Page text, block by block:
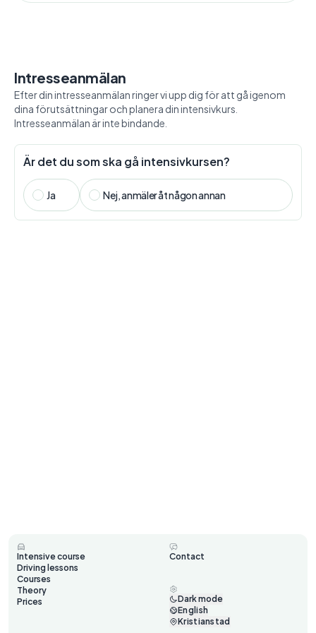
Intresseanmälan
Efter din intresseanmälan ringer vi upp dig för att gå igenom
dina förutsättningar och planera din intensivkurs.
Intresseanmälan är inte bindande.
Är det du som ska gå intensivkursen?
Ja Nej, anmäler åt någon annan
Intensive course
Driving lessons
Courses
Theory
Prices
Contact
Dark mode
English
Kristianstad